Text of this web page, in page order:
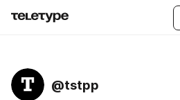
@tstpp